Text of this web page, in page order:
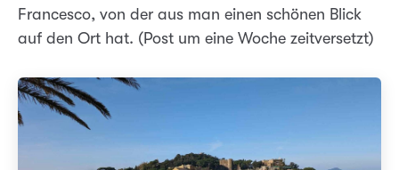
Francesco, von der aus man einen schönen Blick
auf den Ort hat. (Post um eine Woche zeitversetzt)